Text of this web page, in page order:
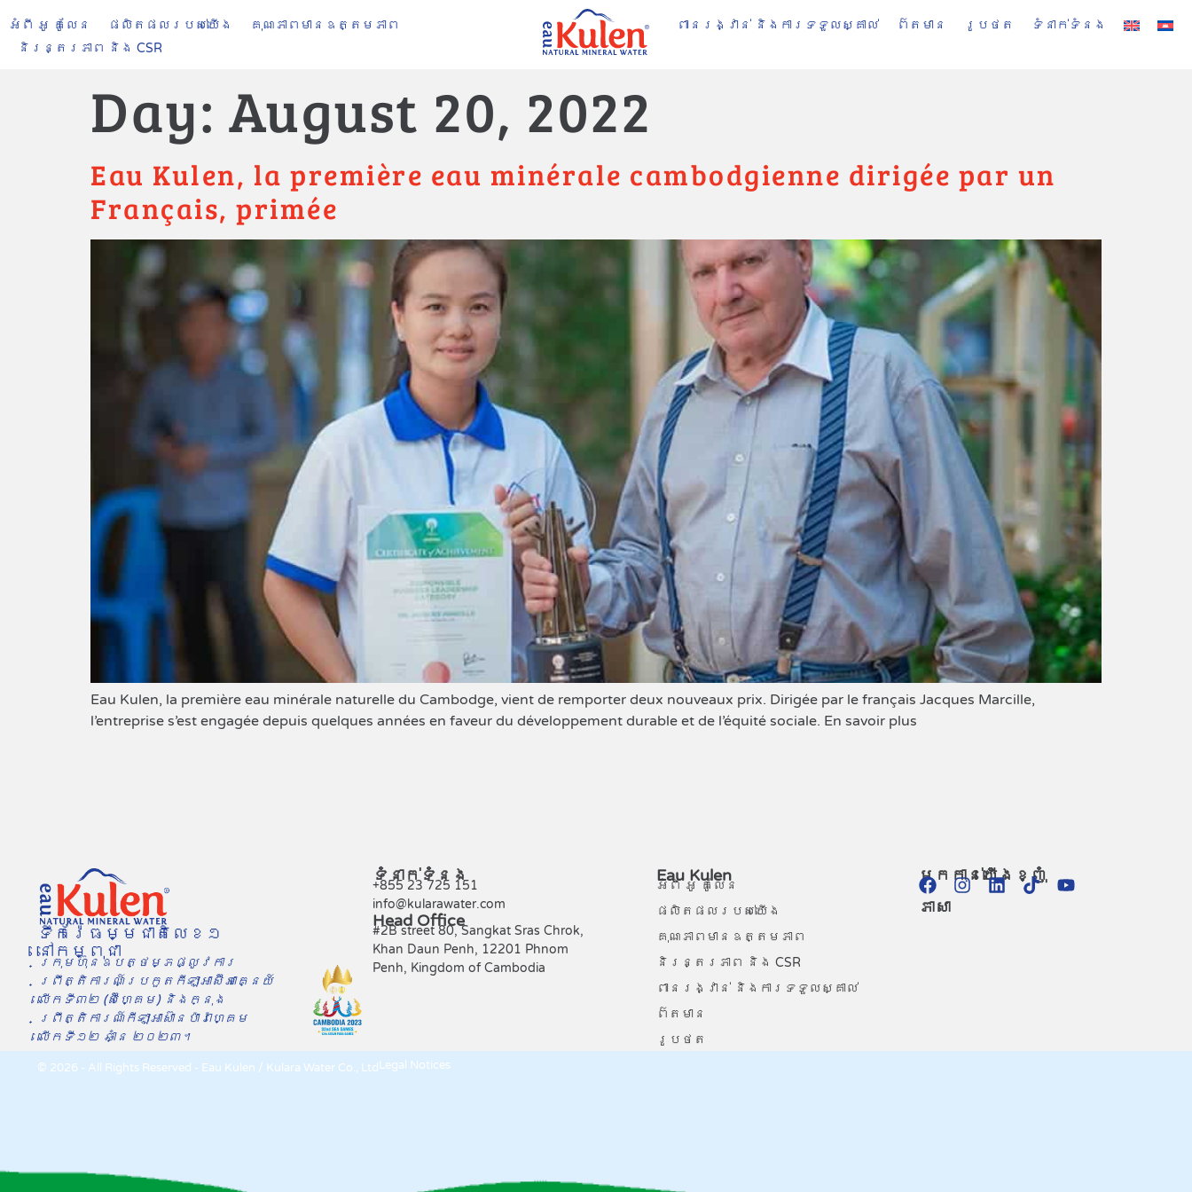
អំពី អូ គូលែន ផលិតផល​របស់​​យើង
គុណភាពមានឧត្តមភាព
និរន្តរភាព និង CSR
ពានរង្វាន់ និងការទទួលស្គាល់ ព៌តមាន រូបថត ទំនាក់ទំនង
Day: August 20, 2022
Eau Kulen, la première eau minérale cambodgienne dirigée par un
Français, primée
Eau Kulen, la première eau minérale naturelle du Cambodge, vient de remporter deux nouveaux prix. Dirigée par le français Jacques Marcille,
l’entreprise s’est engagée depuis quelques années en faveur du développement durable et de l’équité sociale. En savoir plus
ទឹករ៉ែធម្មជាតិលេខ១
នៅកម្ពុជា
ក្រុមហ៊ុនឧបត្ថម្ភផ្លូវការ
ព្រឹត្តិការណ៍​ប្រកួតកីឡាអាស៊ីអាគ្នេយ៍
លើកទី៣២ (ស៊ីហ្គេម) និងក្នុង​
ព្រឹត្តិការណ៍កីឡាអាស៊ានប៉ារ៉ាហ្គេម
លើកទី១២ ឆាំ្ន ២០២៣។
ទំនាក់ទំនង
+855 23 725 151
info@kularawater.com
Head Office
#2B street 80, Sangkat Sras Chrok,
Khan Daun Penh, 12201 Phnom
Penh, Kingdom of Cambodia
Eau Kulen
អំពី អូ គូលែន
ផលិតផល​របស់​​យើង
គុណភាពមានឧត្តមភាព
និរន្តរភាព និង CSR
ពានរង្វាន់ និងការទទួលស្គាល់
ព៌តមាន
រូបថត
មកកាន់យើងខ្ញុំ
ភាសា
© 2026 - All Rights Reserved - Eau Kulen / Kulara Water Co., LtdLegal Notices